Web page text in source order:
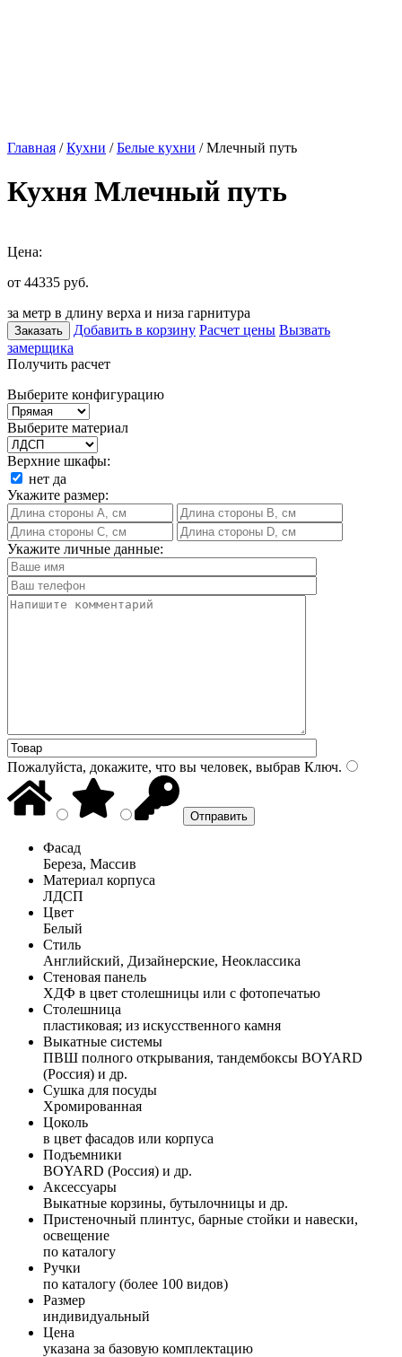
Главная /Кухни /Белые кухни / Млечный путь
Кухня Млечный путь
Цена:
от 44335 руб.
за метр в длину верха и низа гарнитура
Заказать Добавить в корзину Расчет цены Вызвать
замерщика
Получить расчет
Выберите конфигурацию
Выберите материал
Верхние шкафы:
нет да
Укажите размер:
Укажите личные данные:
Пожалуйста, докажите, что вы человек, выбрав Ключ.
Фасад
Береза, Массив
Материал корпуса
ЛДСП
Цвет
Белый
Стиль
Английский, Дизайнерские, Неоклассика
Стеновая панель
ХДФ в цвет столешницы или с фотопечатью
Столешница
пластиковая; из искусственного камня
Выкатные системы
ПВШ полного открывания, тандембоксы BOYARD
(Россия) и др.
Сушка для посуды
Хромированная
Цоколь
в цвет фасадов или корпуса
Подъемники
BOYARD (Россия) и др.
Аксессуары
Выкатные корзины, бутылочницы и др.
Пристеночный плинтус, барные стойки и навески,
освещение
по каталогу
Ручки
по каталогу (более 100 видов)
Размер
индивидуальный
Цена
указана за базовую комплектацию